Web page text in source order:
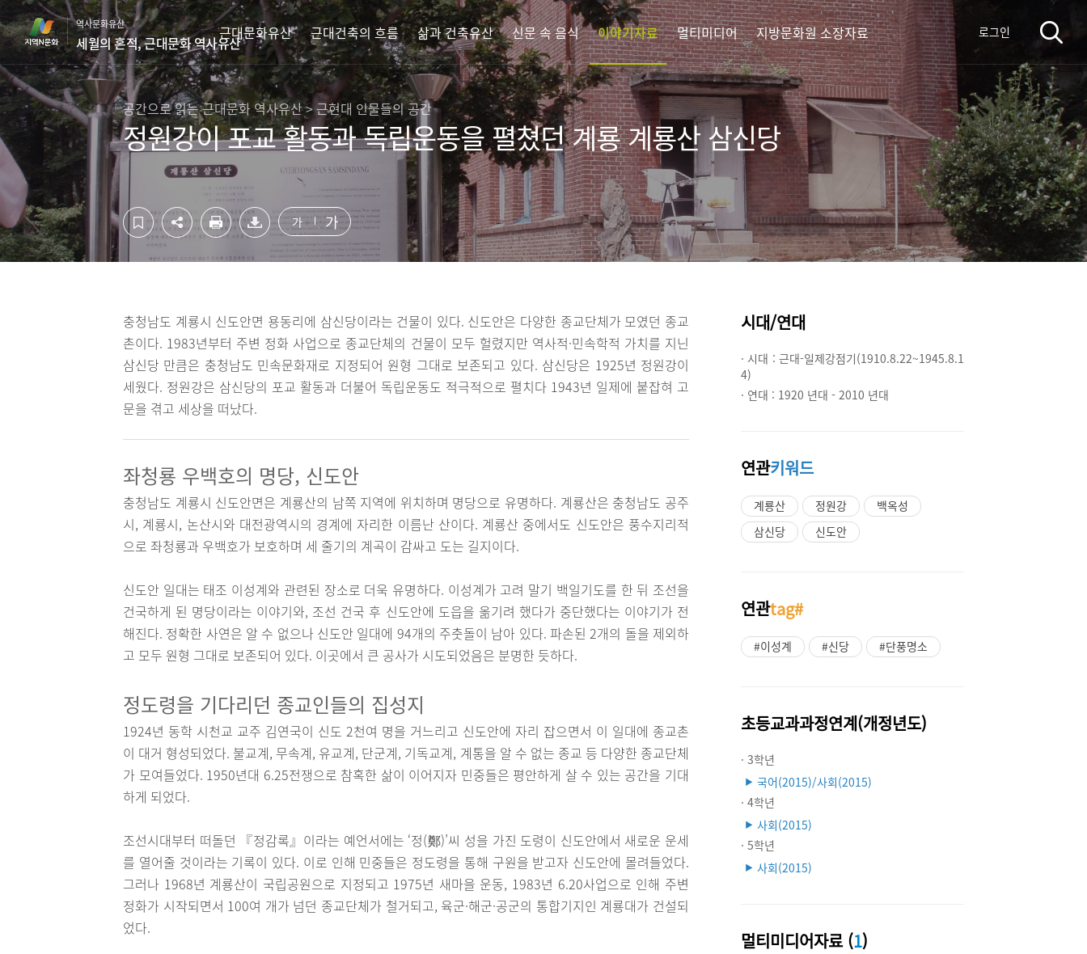
텐
영
역
바
로
가
단
역
바
로
가
기
역사문화유산
세월의 흔적, 근대문화 역사유산
근대문화유산 근대건축의 흐름 삶과 건축유산 신문 속 음식 이야기자료 멀티미디어 지방문화원 소장자료 로그인
공간으로 읽는 근대문화 역사유산 > 근현대 인물들의 공간
정원강이 포교 활동과 독립운동을 펼쳤던 계룡 계룡산 삼신당
가 가
충청남도 계룡시 신도안면 용동리에 삼신당이라는 건물이 있다. 신도안은 다양한 종교단체가 모였던 종교
촌이다. 1983년부터 주변 정화 사업으로 종교단체의 건물이 모두 헐렸지만 역사적·민속학적 가치를 지닌
삼신당 만큼은 충청남도 민속문화재로 지정되어 원형 그대로 보존되고 있다. 삼신당은 1925년 정원강이
세웠다. 정원강은 삼신당의 포교 활동과 더불어 독립운동도 적극적으로 펼치다 1943년 일제에 붙잡혀 고
문을 겪고 세상을 떠났다.
좌청룡 우백호의 명당, 신도안
충청남도 계룡시 신도안면은 계룡산의 남쪽 지역에 위치하며 명당으로 유명하다. 계룡산은 충청남도 공주
시, 계룡시, 논산시와 대전광역시의 경계에 자리한 이름난 산이다. 계룡산 중에서도 신도안은 풍수지리적
으로 좌청룡과 우백호가 보호하며 세 줄기의 계곡이 감싸고 도는 길지이다.
신도안 일대는 태조 이성계와 관련된 장소로 더욱 유명하다. 이성계가 고려 말기 백일기도를 한 뒤 조선을
건국하게 된 명당이라는 이야기와, 조선 건국 후 신도안에 도읍을 옮기려 했다가 중단했다는 이야기가 전
해진다. 정확한 사연은 알 수 없으나 신도안 일대에 94개의 주춧돌이 남아 있다. 파손된 2개의 돌을 제외하
고 모두 원형 그대로 보존되어 있다. 이곳에서 큰 공사가 시도되었음은 분명한 듯하다.
정도령을 기다리던 종교인들의 집성지
1924년 동학 시천교 교주 김연국이 신도 2천여 명을 거느리고 신도안에 자리 잡으면서 이 일대에 종교촌
이 대거 형성되었다. 불교계, 무속계, 유교계, 단군계, 기독교계, 계통을 알 수 없는 종교 등 다양한 종교단체
가 모여들었다. 1950년대 6.25전쟁으로 참혹한 삶이 이어지자 민중들은 평안하게 살 수 있는 공간을 기대
하게 되었다.
조선시대부터 떠돌던 『정감록』이라는 예언서에는 ‘정(鄭)’씨 성을 가진 도령이 신도안에서 새로운 운세
를 열어줄 것이라는 기록이 있다. 이로 인해 민중들은 정도령을 통해 구원을 받고자 신도안에 몰려들었다.
그러나 1968년 계룡산이 국립공원으로 지정되고 1975년 새마을 운동, 1983년 6.20사업으로 인해 주변
정화가 시작되면서 100여 개가 넘던 종교단체가 철거되고, 육군·해군·공군의 통합기지인 계룡대가 건설되
었다.
시대/연대
· 시대 : 근대-일제강점기(1910.8.22~1945.8.1
4)
· 연대 : 1920 년대 - 2010 년대
연관키워드
계룡산 정원강
백옥성
삼신당
신도안
연관tag#
#이성계 #신당 #단풍명소
초등교과과정연계(개정년도)
· 3학년
▶ 국어(2015)/사회(2015)
· 4학년
▶ 사회(2015)
· 5학년
▶ 사회(2015)
멀티미디어자료 (1)